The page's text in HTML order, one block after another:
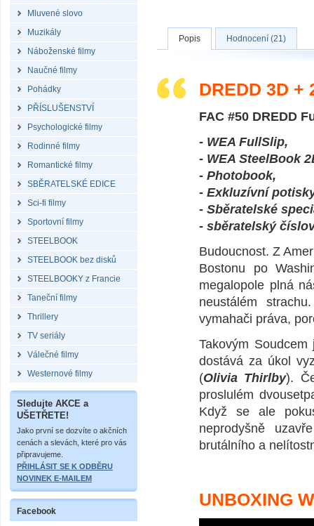
Mluvené slovo
Muzikály
Náboženské filmy
Naučné filmy
Pohádky
PŘÍSLUŠENSTVÍ
Psychologické filmy
Rodinné filmy
Romantické filmy
SBĚRATELSKÉ EDICE
Sci-fi filmy
Sportovní filmy
STEELBOOK
STEELBOOK bez disků
STEELBOOKY z Francie
Taneční filmy
Thrillery
TV seriály
Válečné filmy
Westernové filmy
Sledujte AKCE a
UŠETŘETE!
Jako první se dozvíte o akčních
cenách a slevách, které pro vás
připravujeme.
PŘIHLÁSIT SE K ODBĚRU
NOVINEK E-MAILEM
Facebook
Popis Hodnocení (21)
DREDD 3D +
FAC #50 DREDD
- WEA FullSlip,
- WEA SteelBook
- Photobook,
- Exkluzívní
- Sběratelské
- sběratelský
Budoucnost. Z
Bostonu po
megalopole plná
neustálém
vymahači práva,
Takovým
dostává za úkol
(Olivia Thirlby).
proslulém
Když se ale
neprodyšně
brutálního a
UNBOXING